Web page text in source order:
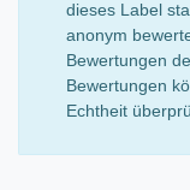
dieses Label
anonym
Bewertungen
Bewertungen
Echtheit